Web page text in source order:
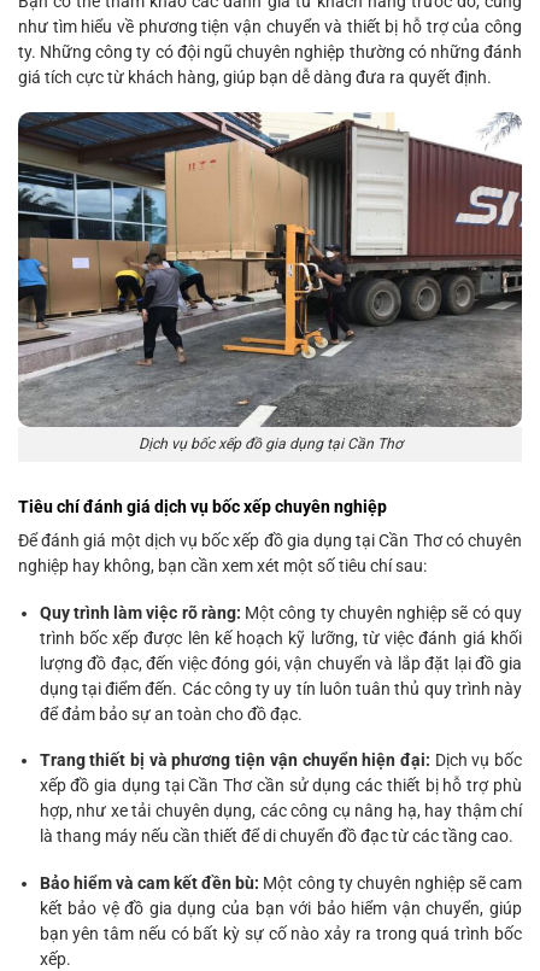
như tìm hiểu về phương tiện vận chuyển và thiết bị hỗ trợ của công
ty. Những công ty có đội ngũ chuyên nghiệp thường có những đánh
giá tích cực từ khách hàng, giúp bạn dễ dàng đưa ra quyết định.
Dịch vụ bốc xếp đồ gia dụng tại Cần Thơ
Tiêu chí đánh giá dịch vụ bốc xếp chuyên nghiệp
Để đánh giá một dịch vụ bốc xếp đồ gia dụng tại Cần Thơ có chuyên
nghiệp hay không, bạn cần xem xét một số tiêu chí sau:
Quy trình làm việc rõ ràng: Một công ty chuyên nghiệp sẽ có quy
trình bốc xếp được lên kế hoạch kỹ lưỡng, từ việc đánh giá khối
lượng đồ đạc, đến việc đóng gói, vận chuyển và lắp đặt lại đồ gia
dụng tại điểm đến. Các công ty uy tín luôn tuân thủ quy trình này
để đảm bảo sự an toàn cho đồ đạc.
Trang thiết bị và phương tiện vận chuyển hiện đại: Dịch vụ bốc
xếp đồ gia dụng tại Cần Thơ cần sử dụng các thiết bị hỗ trợ phù
hợp, như xe tải chuyên dụng, các công cụ nâng hạ, hay thậm chí
là thang máy nếu cần thiết để di chuyển đồ đạc từ các tầng cao.
Bảo hiểm và cam kết đền bù: Một công ty chuyên nghiệp sẽ cam
kết bảo vệ đồ gia dụng của bạn với bảo hiểm vận chuyển, giúp
bạn yên tâm nếu có bất kỳ sự cố nào xảy ra trong quá trình bốc
xếp.